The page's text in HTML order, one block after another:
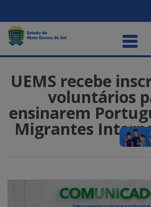
UEMS recebe
voluntários
ensinarem
Migrantes